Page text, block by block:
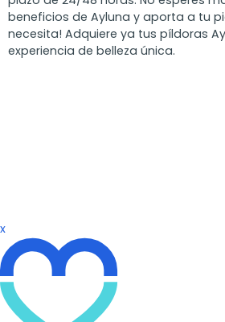
beneficios de Ayluna y aporta a tu
necesita! Adquiere ya tus píldoras
experiencia de belleza única.
x